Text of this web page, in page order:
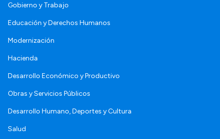
Gobierno y Trabajo
Educación y Derechos Humanos
Modernización
Hacienda
Desarrollo Económico y Productivo
Obras y Servicios Públicos
Desarrollo Humano, Deportes y Cultura
Salud